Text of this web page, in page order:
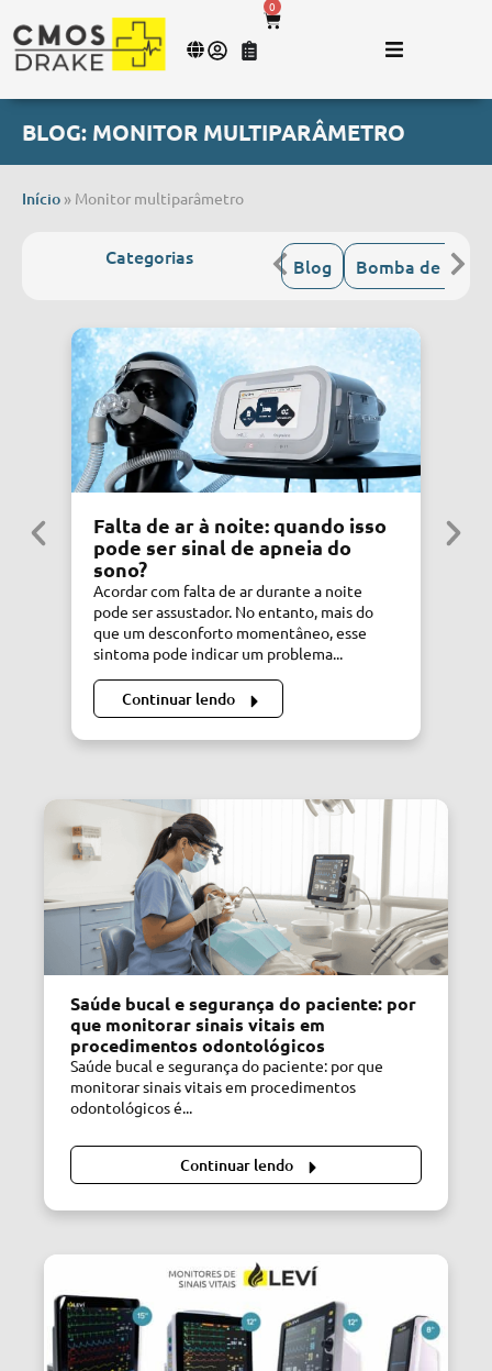
0
BLOG: MONITOR MULTIPARÂMETRO
Início » Monitor multiparâmetro
Falta de ar à noite: quando isso
pode ser sinal de apneia do
sono?
Acordar com falta de ar durante a noite
pode ser assustador. No entanto, mais do
que um desconforto momentâneo, esse
sintoma pode indicar um problema...
Continuar lendo
Categorias Blog Bomba de
Saúde bucal e segurança do paciente: por
que monitorar sinais vitais em
procedimentos odontológicos
Saúde bucal e segurança do paciente: por que
monitorar sinais vitais em procedimentos
odontológicos é...
Continuar lendo